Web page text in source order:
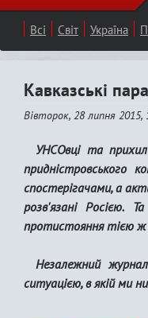
Всі Світ Україна
Кавказські
Вівторок, 28 липня 2015,
УНСОвці та
придністровського
спостерігачами, а
розв'язані Росією.
протистояння тією ж
Незалежний
ситуацією, в якій ми